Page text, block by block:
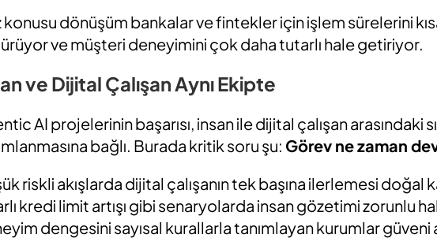
konusu dönüşüm bankalar ve fintekler için işlem sürelerini
ve müşteri deneyimini çok daha tutarlı hale getiriyor.
ve Dijital Çalışan Aynı Ekipte
AI projelerinin başarısı, insan ile dijital çalışan arasındaki
bağlı. Burada kritik soru şu: Görev ne zaman
riskli akışlarda dijital çalışanın tek başına ilerlemesi
kredi limit artışı gibi senaryolarda insan gözetimi zorunlu
dengesini sayısal kurallarla tanımlayan kurumlar güveni